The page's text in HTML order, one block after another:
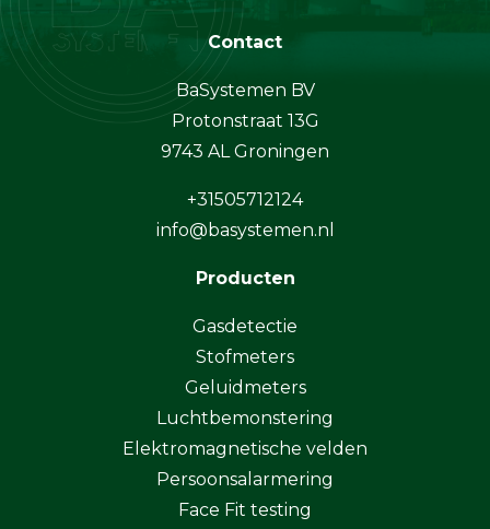
Contact
BaSystemen BV
Protonstraat 13G
9743 AL Groningen
+31505712124
info@basystemen.nl
Producten
Gasdetectie
Stofmeters
Geluidmeters
Luchtbemonstering
Elektromagnetische velden
Persoonsalarmering
Face Fit testing